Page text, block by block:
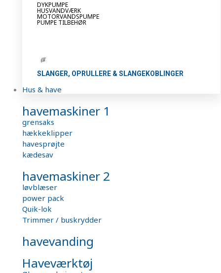
DYKPUMPE
HUSVANDVÆRK
MOTORVANDSPUMPE
PUMPE TILBEHØR
SLANGER, OPRULLERE & SLANGEKOBLINGER
Hus & have
havemaskiner 1
grensaks
hækkeklipper
havesprøjte
kædesav
havemaskiner 2
løvblæser
power pack
Quik-lok
Trimmer / buskrydder
havevanding
Haveværktøj